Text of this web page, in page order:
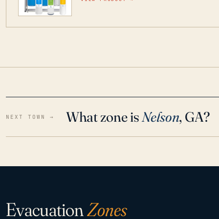
NEXT TOWN → What zone is Nelson, GA?
EvacuationZones